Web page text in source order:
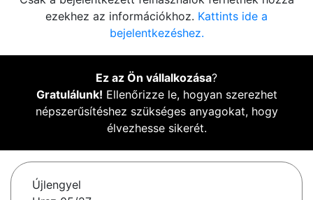
ezekhez az információkhoz. Kattints ide a
bejelentkezéshez.
Ez az Ön vállalkozása?
Gratulálunk! Ellenőrizze le, hogyan szerezhet
népszerűsítéshez szükséges anyagokat, hogy
élvezhesse sikerét.
Újlengyel